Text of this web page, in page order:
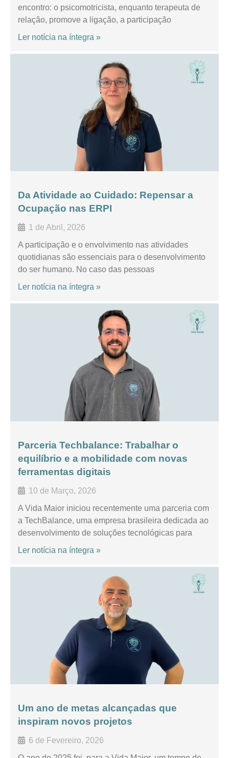
encontro: o psicomotricista, enquanto terapeuta de
relação, promove a ligação, a participação
Ler notícia na íntegra »
Da Atividade ao Cuidado: Repensar a
Ocupação nas ERPI
1 de Abril, 2026
A participação e o envolvimento nas atividades
quotidianas são essenciais para o desenvolvimento
do ser humano. No caso das pessoas
Ler notícia na íntegra »
Parceria Techbalance: Trabalhar o
equilíbrio e a mobilidade com novas
ferramentas digitais
10 de Março, 2026
A Vida Maior iniciou recentemente uma parceria com
a TechBalance, uma empresa brasileira dedicada ao
desenvolvimento de soluções tecnológicas para
Ler notícia na íntegra »
Um ano de metas alcançadas que
inspiram novos projetos
6 de Fevereiro, 2026